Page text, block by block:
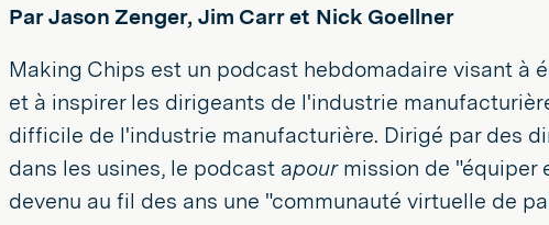
Par Jason Zenger, Jim Carr et Nick Goellner
Making Chips est un podcast hebdomadaire visant à
et à inspirer les dirigeants de l'industrie
difficile de l'industrie manufacturière. Dirigé par des
dans les usines, le podcast apour mission de "équiper
devenu au fil des ans une "communauté virtuelle de